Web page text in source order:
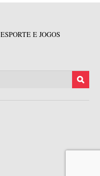
ESPORTE E JOGOS